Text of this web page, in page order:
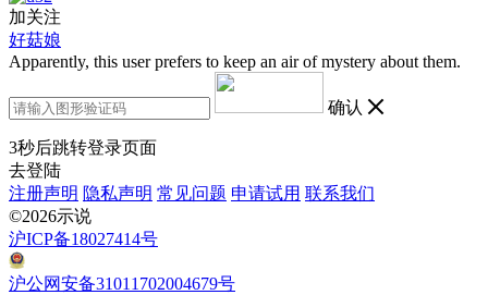
加关注
好菇娘
Apparently, this user prefers to keep an air of mystery about them.
确认
3秒后跳转登录页面
去登陆
注册声明 隐私声明 常见问题 申请试用 联系我们
©2026示说
沪ICP备18027414号
沪公网安备31011702004679号